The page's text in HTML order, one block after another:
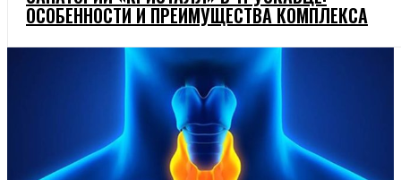
ОСОБЕННОСТИ И ПРЕИМУЩЕСТВА КОМПЛЕКСА